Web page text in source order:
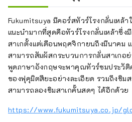
Fukumitsuya มีคอร์สทัวร์โรงกลั่นเหล้
แนะนำมากที่สุดคือทัวร์โรงกลั่นเหล้าซึ่ง
สาเกตั้งแต่เดือนพฤศจิกายนถึงมีนาคม
สามารถสัมผัสกระบวนการกลั่นสาเกอ
พูดภาษาอังกฤษจะพาคุณทัวร์ชมประวัติ
ของฟุคุมิตสึยะอย่างละเอียด รวมถึงชิม
สามารถลองชิมสาเกคั้นสดๆ ได้อีกด้วย
https://www.fukumitsuya.co.jp/